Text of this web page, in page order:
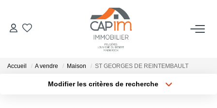
VENTES
Accueil A vendre Maison ST GEORGES DE REINTEMBAULT
Modifier les critères de recherche